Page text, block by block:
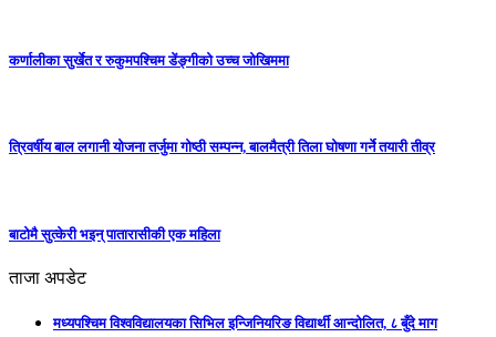
कर्णालीका सुर्खेत र रुकुमपश्चिम डेंङ्गीको उच्च जोखिममा
त्रिवर्षीय बाल लगानी योजना तर्जुमा गोष्ठी सम्पन्न, बालमैत्री तिला घोषणा गर्ने तयारी तीव्र
बाटोमै सुत्केरी भइन् पातारासीकी एक महिला
ताजा अपडेट
मध्यपश्चिम विश्वविद्यालयका सिभिल इन्जिनियरिङ विद्यार्थी आन्दोलित, ८ बुँदे माग